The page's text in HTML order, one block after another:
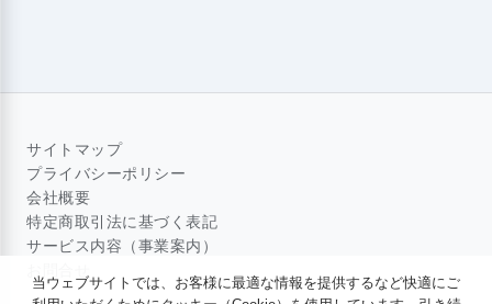
サイトマップ
プライバシーポリシー
会社概要
特定商取引法に基づく表記
サービス内容（事業案内）
当ウェブサイトでは、お客様に最適な情報を提供するなど快適にご